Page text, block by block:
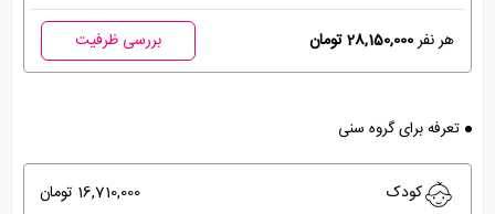
هر نفر28,150,000 تومان بررسی ظرفیت
تعرفه برای گروه سنی
کودک 16,710,000 تومان